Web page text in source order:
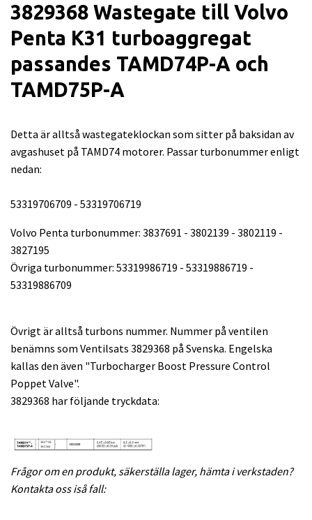
3829368 Wastegate till Volvo
Penta K31 turboaggregat
passandes TAMD74P-A och
TAMD75P-A
Detta är alltså wastegateklockan som sitter på baksidan av
avgashuset på TAMD74 motorer. Passar turbonummer enligt
nedan:
53319706709 - 53319706719
Volvo Penta turbonummer: 3837691 - 3802139 - 3802119 -
3827195
Övriga turbonummer: 53319986719 - 53319886719 -
53319886709
Övrigt är alltså turbons nummer. Nummer på ventilen
benämns som Ventilsats 3829368 på Svenska. Engelska
kallas den även "Turbocharger Boost Pressure Control
Poppet Valve".
3829368 har följande tryckdata:
Frågor om en produkt, säkerställa lager, hämta i verkstaden?
Kontakta oss iså fall: